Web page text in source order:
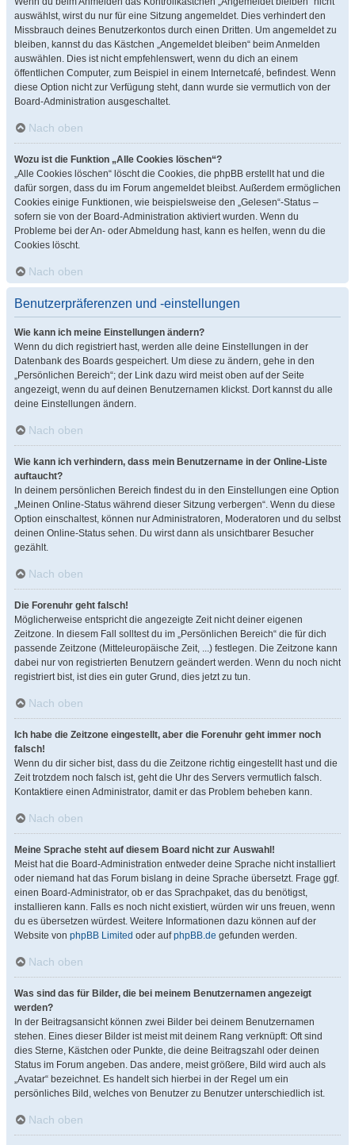
auswählst, wirst du nur für eine Sitzung angemeldet. Dies verhindert den
Missbrauch deines Benutzerkontos durch einen Dritten. Um angemeldet zu
bleiben, kannst du das Kästchen „Angemeldet bleiben“ beim Anmelden
auswählen. Dies ist nicht empfehlenswert, wenn du dich an einem
öffentlichen Computer, zum Beispiel in einem Internetcafé, befindest. Wenn
diese Option nicht zur Verfügung steht, dann wurde sie vermutlich von der
Board-Administration ausgeschaltet.
Nach oben
Wozu ist die Funktion „Alle Cookies löschen“?
„Alle Cookies löschen“ löscht die Cookies, die phpBB erstellt hat und die
dafür sorgen, dass du im Forum angemeldet bleibst. Außerdem ermöglichen
Cookies einige Funktionen, wie beispielsweise den „Gelesen“-Status –
sofern sie von der Board-Administration aktiviert wurden. Wenn du
Probleme bei der An- oder Abmeldung hast, kann es helfen, wenn du die
Cookies löscht.
Nach oben
Benutzerpräferenzen und -einstellungen
Wie kann ich meine Einstellungen ändern?
Wenn du dich registriert hast, werden alle deine Einstellungen in der
Datenbank des Boards gespeichert. Um diese zu ändern, gehe in den
„Persönlichen Bereich“; der Link dazu wird meist oben auf der Seite
angezeigt, wenn du auf deinen Benutzernamen klickst. Dort kannst du alle
deine Einstellungen ändern.
Nach oben
Wie kann ich verhindern, dass mein Benutzername in der Online-Liste
auftaucht?
In deinem persönlichen Bereich findest du in den Einstellungen eine Option
„Meinen Online-Status während dieser Sitzung verbergen“. Wenn du diese
Option einschaltest, können nur Administratoren, Moderatoren und du selbst
deinen Online-Status sehen. Du wirst dann als unsichtbarer Besucher
gezählt.
Nach oben
Die Forenuhr geht falsch!
Möglicherweise entspricht die angezeigte Zeit nicht deiner eigenen
Zeitzone. In diesem Fall solltest du im „Persönlichen Bereich“ die für dich
passende Zeitzone (Mitteleuropäische Zeit, ...) festlegen. Die Zeitzone kann
dabei nur von registrierten Benutzern geändert werden. Wenn du noch nicht
registriert bist, ist dies ein guter Grund, dies jetzt zu tun.
Nach oben
Ich habe die Zeitzone eingestellt, aber die Forenuhr geht immer noch
falsch!
Wenn du dir sicher bist, dass du die Zeitzone richtig eingestellt hast und die
Zeit trotzdem noch falsch ist, geht die Uhr des Servers vermutlich falsch.
Kontaktiere einen Administrator, damit er das Problem beheben kann.
Nach oben
Meine Sprache steht auf diesem Board nicht zur Auswahl!
Meist hat die Board-Administration entweder deine Sprache nicht installiert
oder niemand hat das Forum bislang in deine Sprache übersetzt. Frage ggf.
einen Board-Administrator, ob er das Sprachpaket, das du benötigst,
installieren kann. Falls es noch nicht existiert, würden wir uns freuen, wenn
du es übersetzen würdest. Weitere Informationen dazu können auf der
Website von phpBB Limited oder aufphpBB.de gefunden werden.
Nach oben
Was sind das für Bilder, die bei meinem Benutzernamen angezeigt
werden?
In der Beitragsansicht können zwei Bilder bei deinem Benutzernamen
stehen. Eines dieser Bilder ist meist mit deinem Rang verknüpft: Oft sind
dies Sterne, Kästchen oder Punkte, die deine Beitragszahl oder deinen
Status im Forum angeben. Das andere, meist größere, Bild wird auch als
„Avatar“ bezeichnet. Es handelt sich hierbei in der Regel um ein
persönliches Bild, welches von Benutzer zu Benutzer unterschiedlich ist.
Nach oben